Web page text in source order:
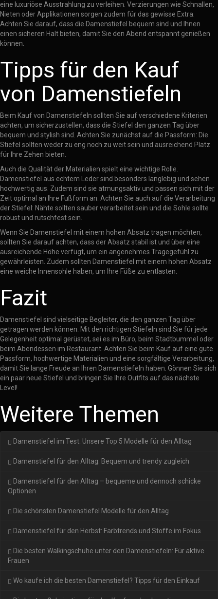
eine luxuriöse Ausstrahlung zu verleihen. Verzierungen wie Schnallen,
Nieten oder Applikationen sorgen zudem für das gewisse Extra.
Achten Sie darauf, dass die Damenstiefel bequem sind und Ihnen
einen sicheren Halt bieten, damit Sie den Abend entspannt genießen
können.
Tipps für den Kauf
von Damenstiefeln
Beim Kauf von Damenstiefeln sollten Sie auf verschiedene Kriterien
achten, um sicherzustellen, dass die Stiefel den ganzen Tag über
bequem und stylish sind. Achten Sie zunächst auf die Passform: Die
Stiefel sollten weder zu eng noch zu weit sein und ausreichend Platz
für Ihre Zehen bieten.
Auch die Qualität der Materialien spielt eine wichtige Rolle.
Damenstiefel aus echtem Leder sind besonders langlebig und sehen
hochwertig aus. Zudem sind sie atmungsaktiv und passen sich mit der
Zeit optimal an Ihre Fußform an. Achten Sie auch auf die Verarbeitung
der Stiefel: Nähte sollten sauber verarbeitet sein und die Sohle sollte
robust und rutschfest sein.
Wenn Sie Damenstiefel mit einem hohen Absatz tragen möchten,
sollten Sie darauf achten, dass der Absatz stabil ist und über eine
ausreichende Höhe verfügt, um ein angenehmes Tragegefühl zu
gewährleisten. Zudem sollten Damenstiefel mit einem hohen Absatz
eine weiche Innensohle haben, um Ihre Füße zu entlasten.
Fazit
Damenstiefel sind vielseitige Begleiter, die den ganzen Tag über
getragen werden können. Mit den richtigen Stiefeln sind Sie für jede
Gelegenheit optimal gerüstet, sei es im Büro, beim Stadtbummel oder
beim Abendessen im Restaurant. Achten Sie beim Kauf auf eine gute
Passform, hochwertige Materialien und eine sorgfältige Verarbeitung,
damit Sie lange Freude an Ihren Damenstiefeln haben. Gönnen Sie sich
ein paar neue Stiefel und bringen Sie Ihre Outfits auf das nächste
Level!
Weitere Themen
Damenstiefel im Test: Unsere Top 5 Modelle für den Alltag
Damenstiefel für den Alltag: Bequem und trendy zugleich
Damenstiefel für den Alltag – bequeme und dennoch schicke
Optionen
Die schönsten Damenstiefel Modelle für den Alltag
Damenstiefel für den Herbst: Farbtrends und Stoffe im Fokus
Die besten Walkingschuhe unter den Damenstiefeln: Für aktive
Frauen
Wo kaufe ich die besten Damenstiefel? Tipps für den Einkauf